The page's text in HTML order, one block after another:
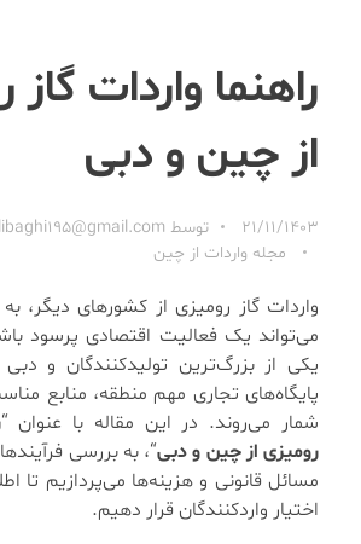
راهنما واردات
از چین و دبی
21/11/1403 توسط
مجله واردات از چین
واردات گاز رومیزی از کشورهای دیگر،
می‌تواند یک فعالیت اقتصادی پرسود
یکی از بزرگ‌ترین تولیدکنندگان و
پایگاه‌های تجاری مهم منطقه، منابع
شمار می‌روند. در این مقاله با عنوان “
رومیزی از چین و دبی“، به بررسی
مسائل قانونی و هزینه‌ها می‌پردازیم تا
اختیار واردکنندگان قرار دهیم.